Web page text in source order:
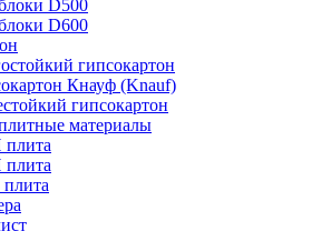
D500
D600
гипсокартон
Кнауф (Knauf)
гипсокартон
материалы